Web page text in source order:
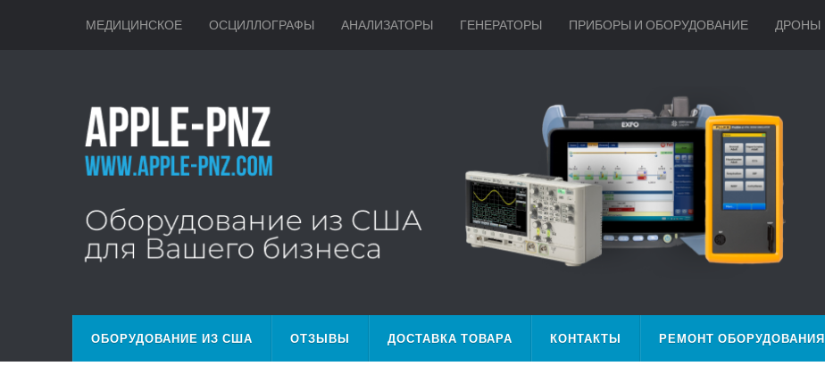
МЕДИЦИНСКОЕ ОСЦИЛЛОГРАФЫ АНАЛИЗАТОРЫ ГЕНЕРАТОРЫ ПРИБОРЫ И ОБОРУДОВАНИЕ ДРОНЫ
ОБОРУДОВАНИЕ ИЗ США ОТЗЫВЫ ДОСТАВКА ТОВАРА КОНТАКТЫ РЕМОНТ ОБОРУДОВАНИЯ